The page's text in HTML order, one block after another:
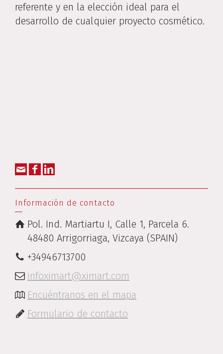
referente y en la elección ideal para el
desarrollo de cualquier proyecto cosmético.
Información de contacto
Pol. Ind. Martiartu I, Calle 1, Parcela 6.
48480 Arrigorriaga, Vizcaya (SPAIN)
+34946713700
infoximart@ximart.com
Encuéntranos en el mapa
Formulario de contacto